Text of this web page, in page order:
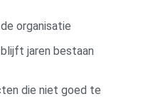
organisatie
jaren bestaan
die niet goed te